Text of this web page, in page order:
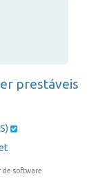
prestáveis
de software